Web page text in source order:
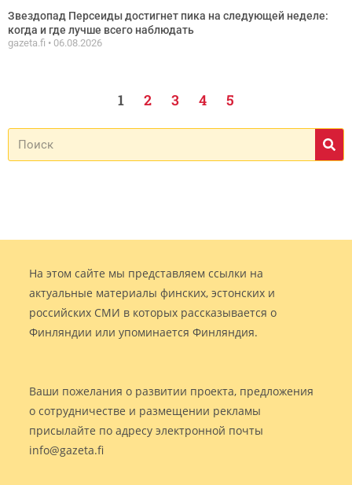
Звездопад Персеиды достигнет пика на следующей неделе:
когда и где лучше всего наблюдать
gazeta.fi 06.08.2026
1 2 3 4 5
На этом сайте мы представляем ссылки на
актуальные материалы финских, эстонских и
российских СМИ в которых рассказывается о
Финляндии или упоминается Финляндия.
Ваши пожелания о развитии проекта, предложения
о сотрудничестве и размещении рекламы
присылайте по адресу электронной почты
info@gazeta.fi